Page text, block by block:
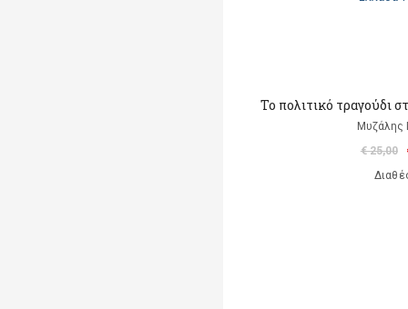
Το πολιτικό τραγούδι
Μυζάλης
€ 25,00